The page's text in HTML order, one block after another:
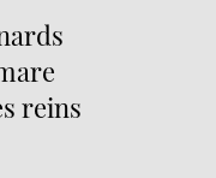
reins